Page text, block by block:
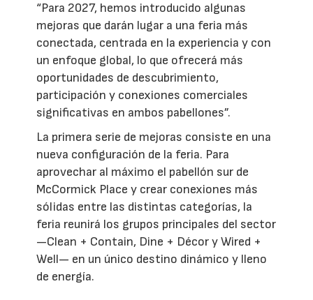
“Para 2027, hemos introducido algunas
mejoras que darán lugar a una feria más
conectada, centrada en la experiencia y con
un enfoque global, lo que ofrecerá más
oportunidades de descubrimiento,
participación y conexiones comerciales
significativas en ambos pabellones”.
La primera serie de mejoras consiste en una
nueva configuración de la feria. Para
aprovechar al máximo el pabellón sur de
McCormick Place y crear conexiones más
sólidas entre las distintas categorías, la
feria reunirá los grupos principales del sector
—Clean + Contain, Dine + Décor y Wired +
Well— en un único destino dinámico y lleno
de energía.